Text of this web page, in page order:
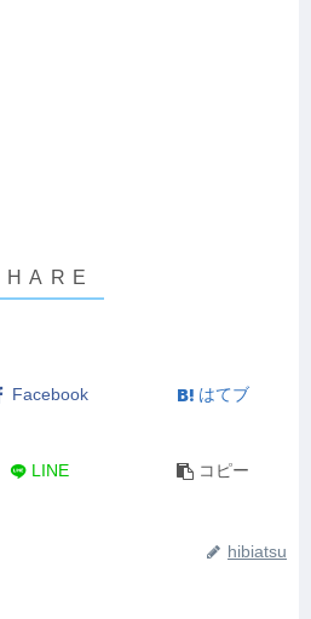
Facebook はてブ
LINE コピー
hibiatsu